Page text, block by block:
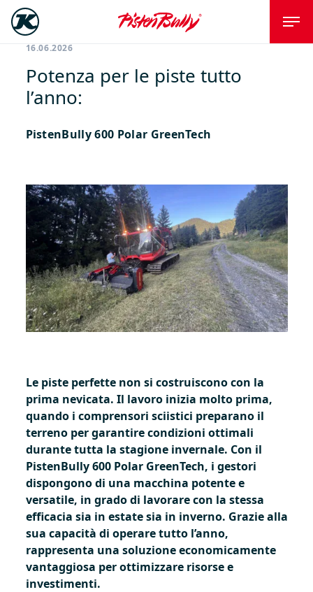
16.06.2026
Potenza per le piste tutto
l’anno:
PistenBully 600 Polar GreenTech
Le piste perfette non si costruiscono con la
prima nevicata. Il lavoro inizia molto prima,
quando i comprensori sciistici preparano il
terreno per garantire condizioni ottimali
durante tutta la stagione invernale. Con il
PistenBully 600 Polar GreenTech, i gestori
dispongono di una macchina potente e
versatile, in grado di lavorare con la stessa
efficacia sia in estate sia in inverno. Grazie alla
sua capacità di operare tutto l’anno,
rappresenta una soluzione economicamente
vantaggiosa per ottimizzare risorse e
investimenti.